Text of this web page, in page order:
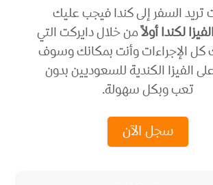
تريد السفر إلى كندا فيجب عليك
لكندا أولاًمن خلال دايركت التي
الإجراءات وأنت بمكانك وسوف
الفيزا الكندية للسعوديين بدون
تعب وبكل سهولة.
سجل الآن